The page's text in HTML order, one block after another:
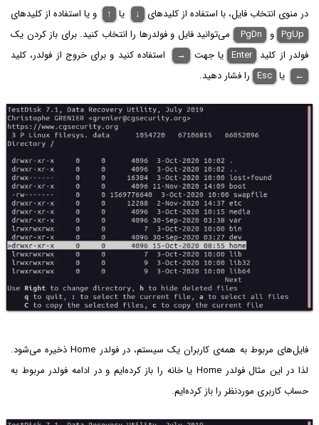
در منوی انتخاب فایل، با استفاده از کلیدهای ↓ یا ↑ و یا استفاده از کلیدهای
PgUp و PgDn می‌توانید فایل و فولدرها را انتخاب کنید. برای باز کردن یک
فولدر از کلید Enter یا جهت → استفاده کنید و برای خروج از فولدر، کلید
← یا Esc را فشار دهید.
فایل‌های مربوط به همه‌ی کاربران یک سیستم، در فولدر Home ذخیره می‌شود.
لذا در این مثال فولدر Home یا خانه را باز کرده‌ایم و در ادامه فولدر مربوط به
حساب کاربری موردنظر را باز کرده‌ایم.